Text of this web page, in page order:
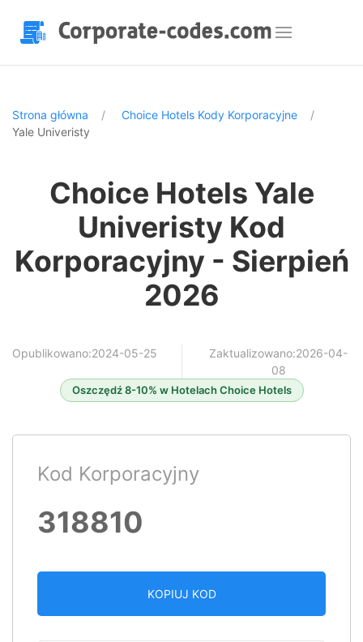
Strona główna
Choice Hotels Kody Korporacyjne
Yale Univeristy
Choice Hotels Yale
Univeristy Kod
Korporacyjny - Sierpień
2026
Opublikowano:2024-05-25
Zaktualizowano:2026-04-
08
Oszczędź 8-10% w Hotelach Choice Hotels
Kod Korporacyjny
318810
KOPIUJ KOD